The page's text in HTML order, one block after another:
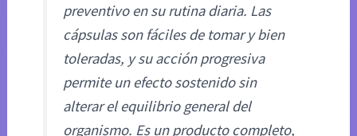
preventivo en su rutina diaria. Las
cápsulas son fáciles de tomar y bien
toleradas, y su acción progresiva
permite un efecto sostenido sin
alterar el equilibrio general del
organismo. Es un producto completo,